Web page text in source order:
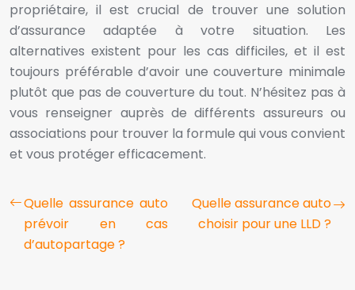
propriétaire, il est crucial de trouver une solution
d’assurance adaptée à votre situation. Les
alternatives existent pour les cas difficiles, et il est
toujours préférable d’avoir une couverture minimale
plutôt que pas de couverture du tout. N’hésitez pas à
vous renseigner auprès de différents assureurs ou
associations pour trouver la formule qui vous convient
et vous protéger efficacement.
Quelle assurance auto
prévoir en cas
d’autopartage ?
Quelle assurance auto
choisir pour une LLD ?